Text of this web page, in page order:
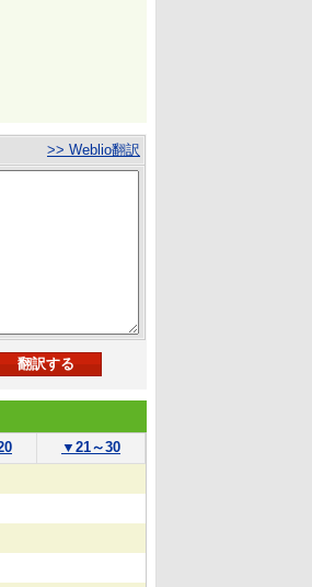
>> Weblio翻訳
▼ 21～30